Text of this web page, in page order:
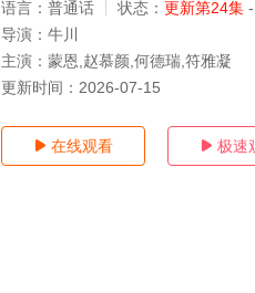
语言： 普通话 状态： 更新第24集
导演： 牛川
主演： 蒙恩,赵慕颜,何德瑞,符雅凝
更新时间： 2026-07-15
 在线观看  极速